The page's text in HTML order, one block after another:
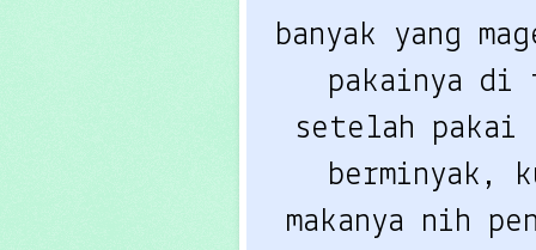
banyak yang
pakainya di
setelah pakai
berminyak,
makanya nih